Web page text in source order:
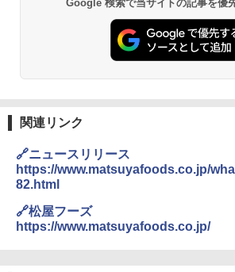
Google 検索で当サイトの記事を優
関連リンク
🔗ニュースリリース
https://www.matsuyafoods.co.jp/
82.html
🔗松屋フーズ
https://www.matsuyafoods.co.jp/